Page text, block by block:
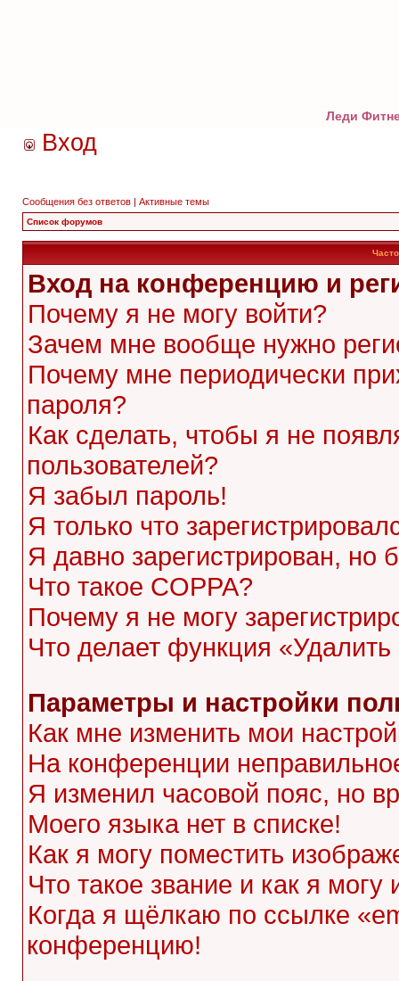
Леди
Вход
Сообщения без ответов | Активные темы
Список форумов
Вход на конференцию и
Почему я не могу войти?
Зачем мне вообще нужно
Почему мне периодически
пароля?
Как сделать, чтобы я не
пользователей?
Я забыл пароль!
Я только что
Я давно зарегистрирован, но
Что такое COPPA?
Почему я не могу
Что делает функция
Параметры и настройки
Как мне изменить мои
На конференции
Я изменил часовой пояс, но
Моего языка нет в списке!
Как я могу поместить
Что такое звание и как я могу
Когда я щёлкаю по ссылке
конференцию!